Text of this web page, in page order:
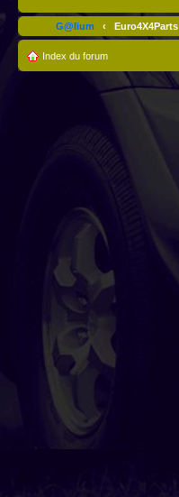
G@lium ‹ Euro4X4Parts
Index du forum